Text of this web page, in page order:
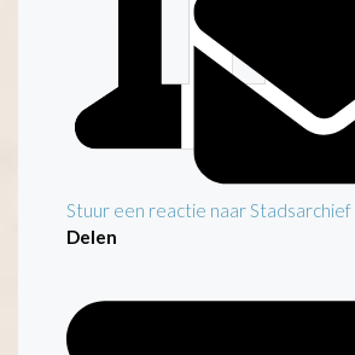
Inventaris
Stuur een reactie naar Stadsarchief
Delen